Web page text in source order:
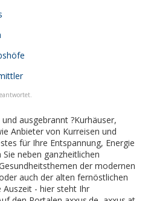
ausgebrannt ?Kurhäuser,
Anbieter von Kurreisen und
für Ihre Entspannung, Energie
neben ganzheitlichen
der modernen
auch der alten fernöstlichen
Auszeit - hier steht Ihr